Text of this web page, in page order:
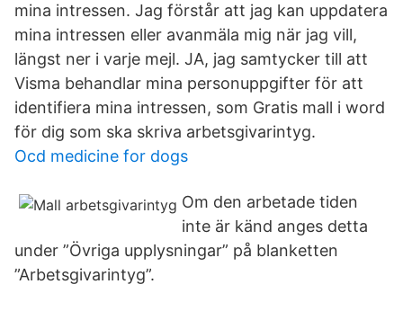
mina intressen. Jag förstår att jag kan uppdatera
mina intressen eller avanmäla mig när jag vill,
längst ner i varje mejl. JA, jag samtycker till att
Visma behandlar mina personuppgifter för att
identifiera mina intressen, som Gratis mall i word
för dig som ska skriva arbetsgivarintyg.
Ocd medicine for dogs
Om den arbetade tiden
inte är känd anges detta
under ”Övriga upplysningar” på blanketten
”Arbetsgivarintyg”.